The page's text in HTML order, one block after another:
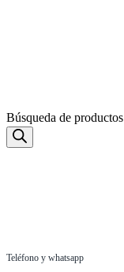
Búsqueda de productos
Teléfono y whatsapp